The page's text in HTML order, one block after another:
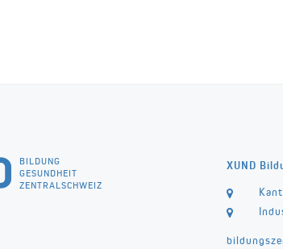
BILDUNG
GESUNDHEIT
ZENTRALSCHWEIZ
XUND